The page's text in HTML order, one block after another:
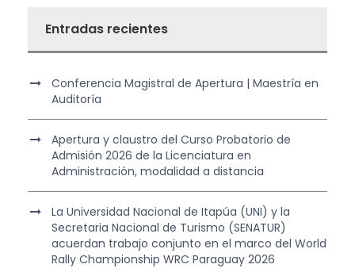
Entradas recientes
Conferencia Magistral de Apertura | Maestría en
Auditoría
Apertura y claustro del Curso Probatorio de
Admisión 2026 de la Licenciatura en
Administración, modalidad a distancia
La Universidad Nacional de Itapúa (UNI) y la
Secretaria Nacional de Turismo (SENATUR)
acuerdan trabajo conjunto en el marco del World
Rally Championship WRC Paraguay 2026